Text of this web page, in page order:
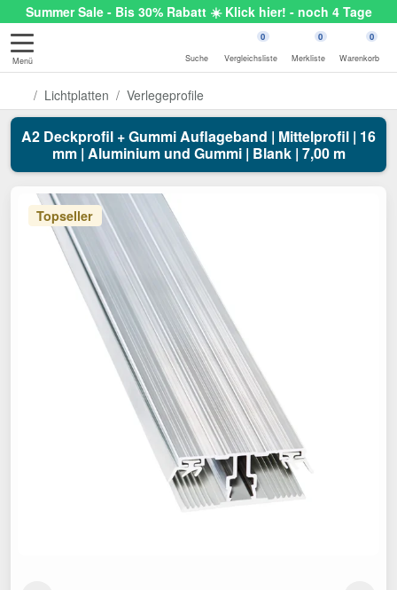
Summer Sale - Bis 30% Rabatt ☀️ Klick hier! - noch 4 Tage
Menü Suche
0
Vergleichsliste
0
Merkliste
0
Warenkorb
Lichtplatten Verlegeprofile
A2 Deckprofil + Gummi Auflageband | Mittelprofil | 16
mm | Aluminium und Gummi | Blank | 7,00 m
Topseller